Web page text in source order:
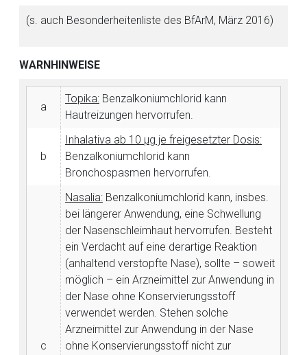
(s. auch Besonderheitenliste des BfArM, März 2016)
WARNHINWEISE
a
Topika: Benzalkoniumchlorid kann
Hautreizungen hervorrufen.
b
Inhalativa ab 10 μg je freigesetzter Dosis:
Benzalkoniumchlorid kann
Bronchospasmen hervorrufen.
c
Nasalia: Benzalkoniumchlorid kann, insbes.
bei längerer Anwendung, eine Schwellung
der Nasenschleimhaut hervorrufen. Besteht
ein Verdacht auf eine derartige Reaktion
(anhaltend verstopfte Nase), sollte – soweit
möglich – ein Arzneimittel zur Anwendung in
der Nase ohne Konservierungsstoff
verwendet werden. Stehen solche
Arzneimittel zur Anwendung in der Nase
ohne Konservierungsstoff nicht zur